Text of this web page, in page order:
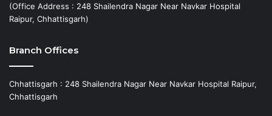
(Office Address : 248 Shailendra Nagar Near Navkar Hospital
Raipur, Chhattisgarh)
Branch Offices
Chhattisgarh : 248 Shailendra Nagar Near Navkar Hospital Raipur,
Chhattisgarh